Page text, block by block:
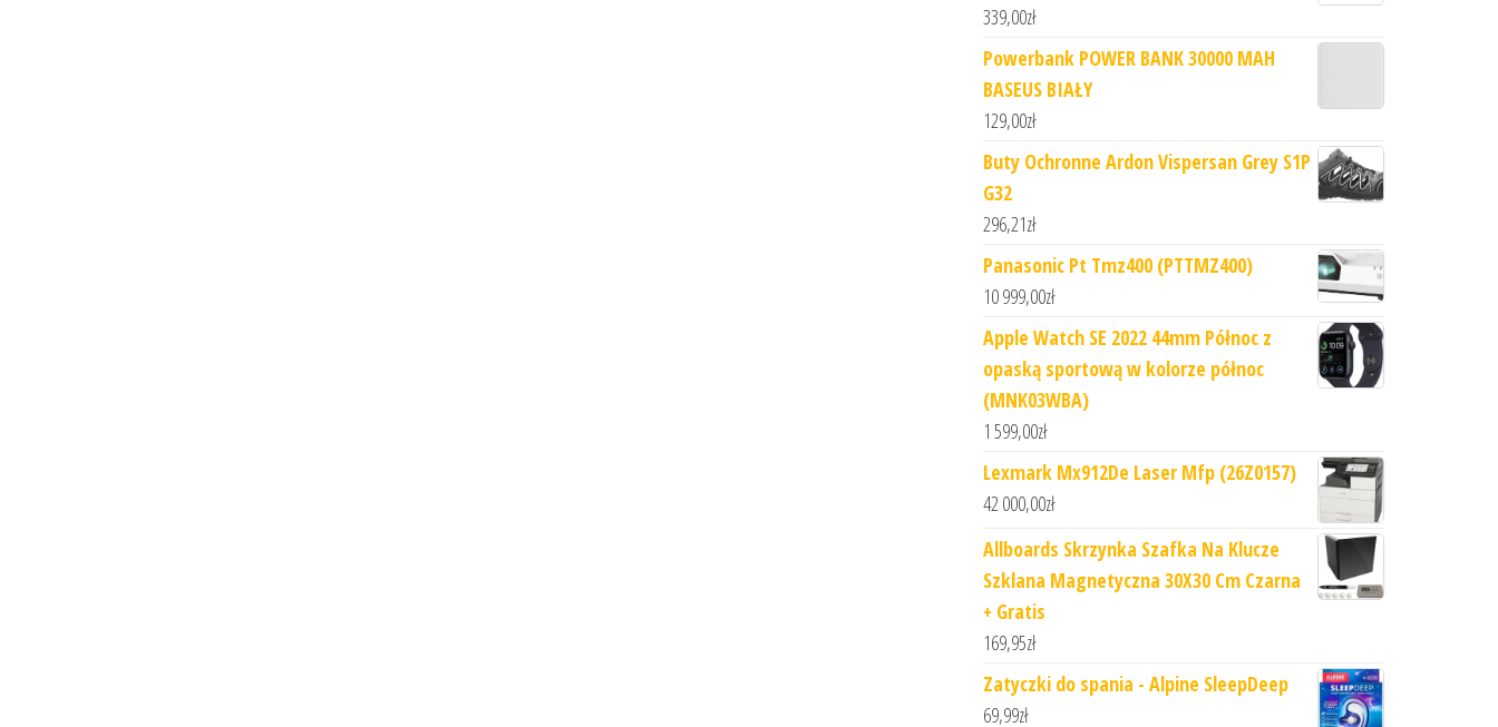
339,00zł
Powerbank POWER BANK 30000 MAH
BASEUS BIAŁY
129,00zł
Buty Ochronne Ardon Vispersan Grey S1P
G32
296,21zł
Panasonic Pt Tmz400 (PTTMZ400)
10 999,00zł
Apple Watch SE 2022 44mm Północ z
opaską sportową w kolorze północ
(MNK03WBA)
1 599,00zł
Lexmark Mx912De Laser Mfp (26Z0157)
42 000,00zł
Allboards Skrzynka Szafka Na Klucze
Szklana Magnetyczna 30X30 Cm Czarna
+ Gratis
169,95zł
Zatyczki do spania - Alpine SleepDeep
69,99zł